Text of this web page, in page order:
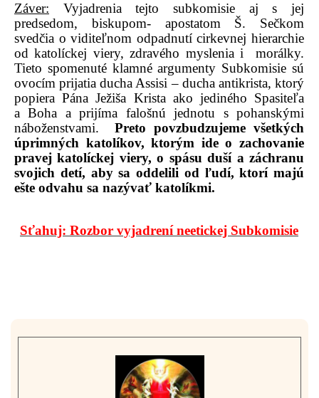
Záver: Vyjadrenia tejto subkomisie aj s jej
predsedom, biskupom- apostatom Š. Sečkom
svedčia o viditeľnom odpadnutí cirkevnej hierarchie
od katolíckej viery, zdravého myslenia i morálky.
Tieto spomenuté klamné argumenty Subkomisie sú
ovocím prijatia ducha Assisi – ducha antikrista, ktorý
popiera Pána Ježiša Krista ako jediného Spasiteľa
a Boha a prijíma falošnú jednotu s pohanskými
náboženstvami.
Preto povzbudzujeme všetkých
úprimných katolíkov, ktorým ide o zachovanie
pravej katolíckej viery, o spásu duší a záchranu
svojich detí, aby sa oddelili od ľudí, ktorí majú
ešte odvahu sa nazývať katolíkmi.
Sťahuj: Rozbor vyjadrení neetickej Subkomisie